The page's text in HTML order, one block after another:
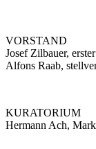
VORSTAND
Josef Zilbauer,
Alfons Raab,
KURATORIUM
Hermann Ach,